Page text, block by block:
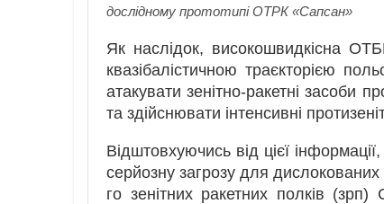
дослідному прототипі ОТРК «Сапсан»
Як наслідок, високошвидкісна
квазібалістичною траєкторією
атакувати зенітно-ракетні засоби
та здійснювати інтенсивні
Відштовхуючись від цієї
серйозну загрозу для дислокованих
го зенітних ракетних полків